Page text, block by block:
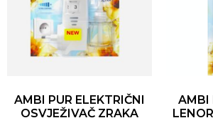
AMBI PUR ELEKTRIČNI
OSVJEŽIVAČ ZRAKA
AMBI